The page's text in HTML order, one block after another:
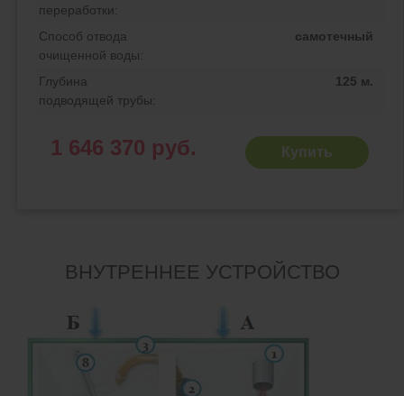
переработки:
Способ отвода
очищенной воды:
самотечный
Глубина
подводящей трубы:
125 м.
1 646 370 руб. Купить
ВНУТРЕННЕЕ УСТРОЙСТВО